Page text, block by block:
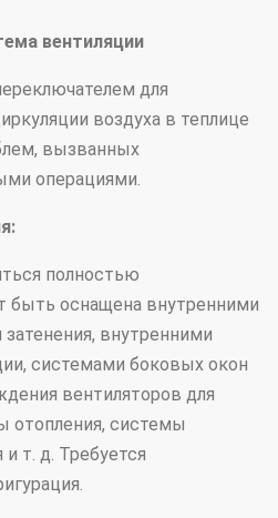
вентиляции
для
воздуха в теплице
вызванных
операциями.
полностью
быть оснащена внутренними
внутренними
системами боковых окон
вентиляторов для
отопления, системы
т. д. Требуется